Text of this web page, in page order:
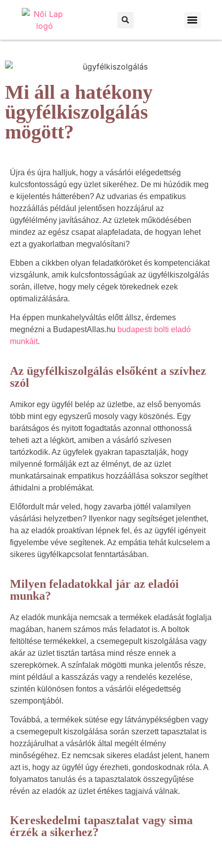
Mi áll a hatékony
ügyfélkiszolgálás
mögött?
Újra és újra halljuk, hogy a vásárlói elégedettség
kulcsfontosságú egy üzlet sikeréhez. De mi húzódik meg
e kijelentés hátterében? Az udvarias és empatikus
hozzáállás például jelentősen hozzájárul az
ügyfélélmény javításához. Az üzletek működésében
mindez az egész csapat alapfeladata, de hogyan lehet
ezt a gyakorlatban megvalósítani?
Ebben a cikkben olyan feladatköröket és kompetenciákat
vizsgálunk, amik kulcsfontosságúak az ügyfélkiszolgálás
során, illetve, hogy mely cégek törekednek ezek
optimalizálására.
Ha éppen munkahelyváltás előtt állsz, érdemes
megnézni a BudapestAllas.hu budapesti bolti eladó
munkáit.
Az ügyfélkiszolgálás elsőként a szívhez
szól
Amikor egy ügyfél belép az üzletbe, az első benyomás
több mint egy egyszerű mosoly vagy köszönés. Egy
barátságos és nyitott fogadtatás azonnal otthonossá
teheti azt a légkört, amiben a vásárló szívesen
tartózkodik. Az ügyfelek gyakran tapasztalják, hogy
milyenné formálják ezt az élményt, de az üzlet
munkatársainak empatikus hozzáállása sokszor segíthet
áthidalni a problémákat.
Előfordult már veled, hogy zavarba jöttél valamilyen
vásárlási helyzetben? Ilyenkor nagy segítséget jelenthet,
ha az eladók proaktívan lépnek fel, és az ügyfél igényeit
figyelembe véve segítenek. Az empátia tehát kulcselem a
sikeres ügyfélkapcsolat fenntartásában.
Milyen feladatokkal jár az eladói
munka?
Az eladók munkája nemcsak a termékek eladását foglalja
magában, hanem számos más feladatot is. A boltok
feltöltése termékekkel, a csemegepult kiszolgálása vagy
akár az üzlet tisztán tartása mind része ennek a
szerepkörnek. A színfalak mögötti munka jelentős része,
mint például a kasszázás vagy a rendelés kezelése,
szintén különösen fontos a vásárlói elégedettség
szempontjából.
Továbbá, a termékek sütése egy látványpékségben vagy
a csemegepult kiszolgálása során szerzett tapasztalat is
hozzájárulhat a vásárlók által megélt élmény
minőségéhez. Ez nemcsak sikeres eladást jelent, hanem
azt is, hogy az ügyfél úgy érezheti, gondoskodnak róla. A
folyamatos tanulás és a tapasztalatok összegyűjtése
révén az eladók az üzlet értékes tagjaivá válnak.
Kereskedelmi tapasztalat vagy sima
érzék a sikerhez?